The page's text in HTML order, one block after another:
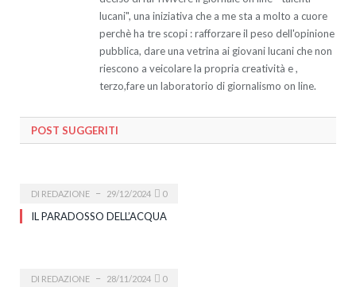
lucani", una iniziativa che a me sta a molto a cuore
perchè ha tre scopi : rafforzare il peso dell'opinione
pubblica, dare una vetrina ai giovani lucani che non
riescono a veicolare la propria creatività e ,
terzo,fare un laboratorio di giornalismo on line.
POST SUGGERITI
DI REDAZIONE 29/12/2024 0
IL PARADOSSO DELL’ACQUA
DI REDAZIONE 28/11/2024 0